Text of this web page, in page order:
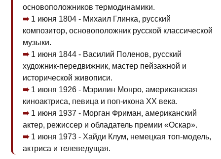
основоположников термодинамики.
1 июня 1804 - Михаил Глинка, русский
композитор, основоположник русской классической
музыки.
1 июня 1844 - Василий Поленов, русский
художник-передвижник, мастер пейзажной и
исторической живописи.
1 июня 1926 - Мэрилин Монро, американская
киноактриса, певица и поп-икона XX века.
1 июня 1937 - Морган Фриман, американский
актер, режиссер и обладатель премии «Оскар».
1 июня 1973 - Хайди Клум, немецкая топ-модель,
актриса и телеведущая.